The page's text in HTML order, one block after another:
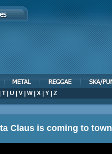
T| U V W| X Y Z
Claus is coming to town